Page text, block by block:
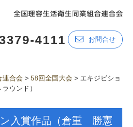
4111 お問合せ
連合会 >58回全国大会 > エキジビショ
ウンド）
入賞作品（倉重 勝憲